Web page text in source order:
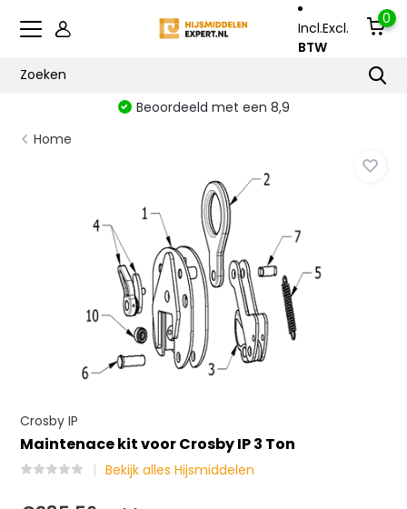
Incl.Excl.
BTW
0
Beoordeeld met een 8,9
Home
Crosby IP
Maintenace kit voor Crosby IP 3 Ton
Bekijk alles Hijsmiddelen